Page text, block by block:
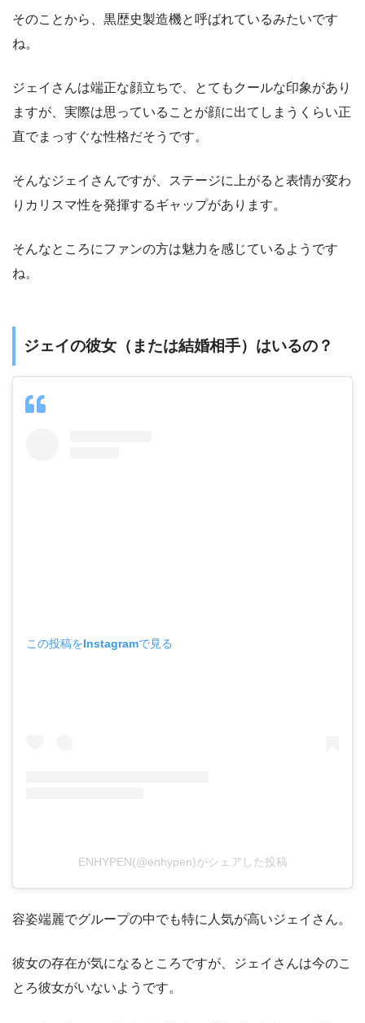
そのことから、黒歴史製造機と呼ばれているみたいです
ね。
ジェイさんは端正な顔立ちで、とてもクールな印象があり
ますが、実際は思っていることが顔に出てしまうくらい正
直でまっすぐな性格だそうです。
そんなジェイさんですが、ステージに上がると表情が変わ
りカリスマ性を発揮するギャップがあります。
そんなところにファンの方は魅力を感じているようです
ね。
ジェイの彼女（または結婚相手）はいるの？
この投稿をInstagramで見る
ENHYPEN(@enhypen)がシェアした投稿
容姿端麗でグループの中でも特に人気が高いジェイさん。
彼女の存在が気になるところですが、ジェイさんは今のこ
とろ彼女がいないようです。